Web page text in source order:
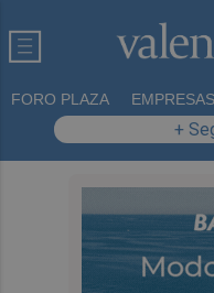
FORO PLAZA EMPRESAS
+